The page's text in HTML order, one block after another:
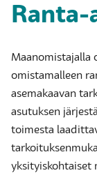
Ranta-
Maanomistajalla
omistamalleen
asemakaavan
asutuksen
toimesta
yksityiskohtaiset